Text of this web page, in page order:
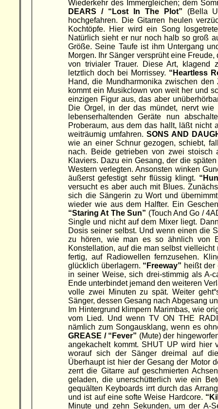
Wiederkehr des Immergleichen; dem
DEARS / “Lost In The Plot” (Bella
hochgefahren. Die Gitarren heulen
Kochtöpfe. Hier wird ein Song
Natürlich sieht er nur noch halb so groß
Größe. Seine Taufe ist ihm Untergang
Morgen. Ihr Sänger versprüht eine
von trivialer Trauer. Diese Art, klagend
letztlich doch bei Morrissey. “Heartless
Hand, die Mundharmonika zwischen
kommt ein Musikclown von weit her und
einzigen Figur aus, das aber
Die Orgel, in der das mündet, nervt
lebenserhaltenden Geräte nun
Proberaum, aus dem das hallt, läßt nicht
weiträumig umfahren.SONS AND
wie an einer Schnur gezogen, schiebt,
nach. Beide getrieben von zwei stoisch
Klaviers. Dazu ein Gesang, der die
Western verlegten. Ansonsten winken
äußerst gefestigt sehr flüssig klingt.
versucht es aber auch mit Blues.
sich die Sängerin zu Wort und
wieder wie aus dem Halfter. Ein
“Staring At The Sun” (Touch And Go /
Single und nicht auf dem Mixer liegt.
Dosis seiner selbst. Und wenn einen die
zu hören, wie man es so ähnlich von
Konstellation, auf die man selbst
fertig, auf Radiowellen fernzusehen.
glücklich überlagern. “Freeway” heißt der
in seiner Weise, sich drei-stimmig als A-
Ende unterbindet jemand den weiteren
volle zwei Minuten zu spät. Weiter
Sänger, dessen Gesang nach Abgesang
Im Hintergrund klimpern Marimbas, wie
vom Lied. Und wenn TV ON THE
nämlich zum Songausklang, wenn es
GREASE / “Fever” (Mute) der
angekachelt kommt. SHUT UP wird hier
worauf sich der Sänger dreimal auf
Überhaupt ist hier der Gesang der Motor
zerrt die Gitarre auf geschmierten
geladen, die unerschütterlich wie ein
gequälten Keyboards irrt durch das
und ist auf eine softe Weise Hardcore.
Minute und zehn Sekunden, um der A-